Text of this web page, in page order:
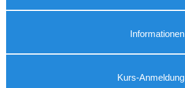
Informationen
Kurs-Anmeldung